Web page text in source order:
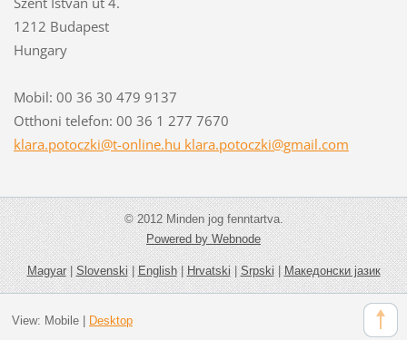
1212 Budapest
Hungary
Mobil: 00 36 30 479 9137
Otthoni telefon: 00 36 1 277 7670
klara.potoczki@t-online.hu klara.potoczki@gmail.com
© 2012 Minden jog fenntartva.
Powered by Webnode
Magyar|Slovenski|English|Hrvatski|Srpski|Македонски јазик
View: Mobile| Desktop